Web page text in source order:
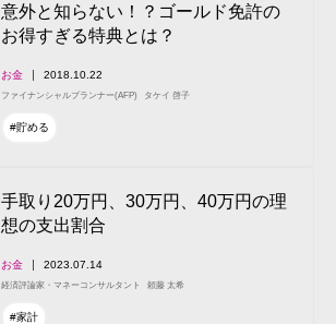
意外と知らない！？ゴールド免許の
お得すぎる特典とは？
お金 2018.10.22
ファイナンシャルプランナー(AFP) タケイ 啓子
#貯める
手取り20万円、30万円、40万円の理
想の支出割合
お金 2023.07.14
経済評論家・マネーコンサルタント 頼藤 太希
#家計